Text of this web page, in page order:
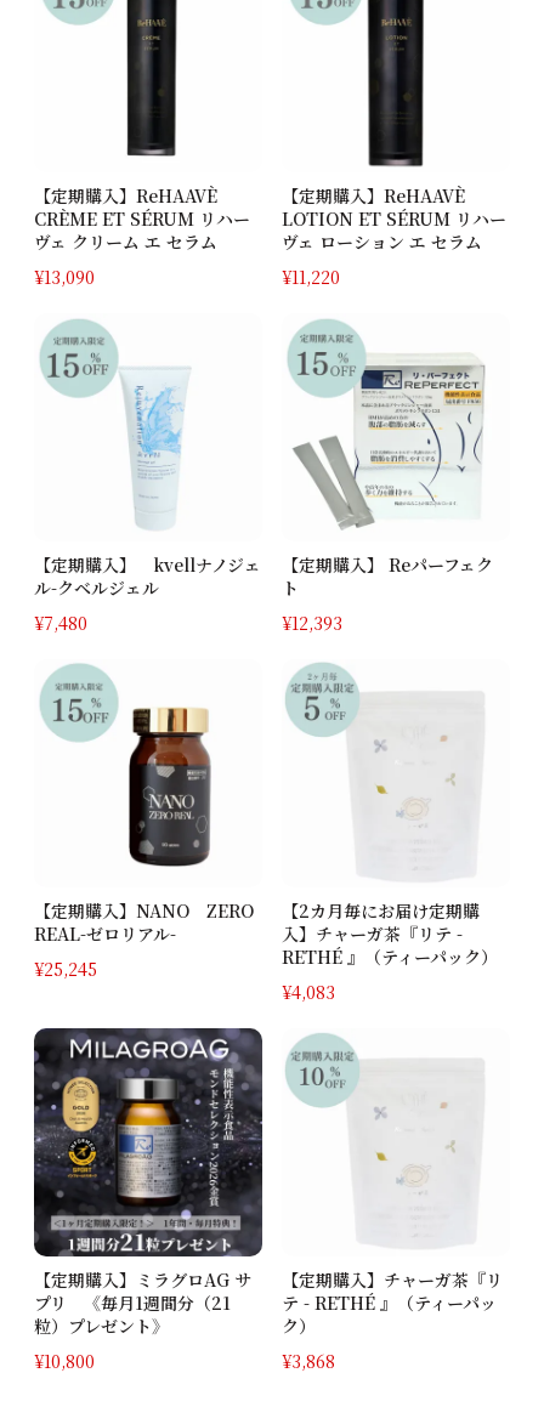
【定期購入】ReHAAVÈ
CRÈME ET SÉRUM リハー
ヴェ クリーム エ セラム
¥13,090
【定期購入】ReHAAVÈ
LOTION ET SÉRUM リハー
ヴェ ローション エ セラム
¥11,220
【定期購入】 kvellナノジェ
ル-クベルジェル
¥7,480
【定期購入】 Reパーフェク
ト
¥12,393
【定期購入】NANO ZERO
REAL-ゼロリアル-
¥25,245
【2カ月毎にお届け定期購
入】チャーガ茶『リテ -
RETHÉ 』（ティーパック）
¥4,083
【定期購入】ミラグロAG サ
プリ 《毎月1週間分（21
粒）プレゼント》
¥10,800
【定期購入】チャーガ茶『リ
テ - RETHÉ 』（ティーパッ
ク）
¥3,868